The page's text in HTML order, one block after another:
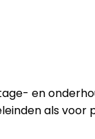
en
als voor